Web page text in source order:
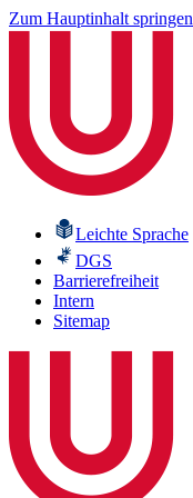
Zum Hauptinhalt springen
Leichte Sprache
DGS
Barrierefreiheit
Intern
Sitemap